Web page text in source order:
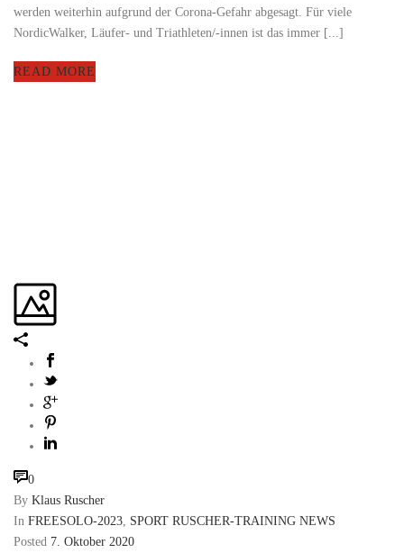
werden weiterhin aufgrund der Corona-Gefahr abgesagt. Für viele
NordicWalker, Läufer- und Triathleten/-innen ist das immer [...]
READ MORE
0
By Klaus Ruscher
In FREESOLO-2023, SPORT RUSCHER-TRAINING NEWS
Posted 7. Oktober 2020